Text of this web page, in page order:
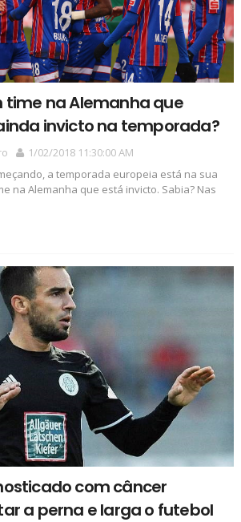
time na Alemanha que
invicto na temporada?
1/02/2018 11:30:00 AM
a temporada europeia está na sua
na Alemanha que está invicto. Sabia? Nas
com câncer
a perna e larga o futebol